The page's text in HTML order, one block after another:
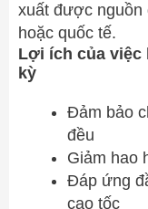
xuất được nguồn
hoặc quốc tế.
Lợi ích của việc
kỳ
Đảm bảo
đều
Giảm hao
Đáp ứng
cao tốc